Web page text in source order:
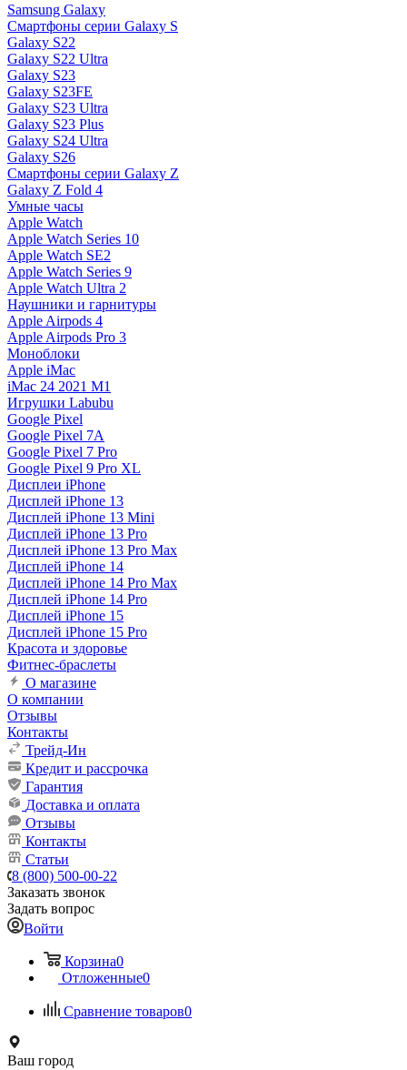
Samsung Galaxy
Смартфоны серии Galaxy S
Galaxy S22
Galaxy S22 Ultra
Galaxy S23
Galaxy S23FE
Galaxy S23 Ultra
Galaxy S23 Plus
Galaxy S24 Ultra
Galaxy S26
Смартфоны серии Galaxy Z
Galaxy Z Fold 4
Умные часы
Apple Watch
Apple Watch Series 10
Apple Watch SE2
Apple Watch Series 9
Apple Watch Ultra 2
Наушники и гарнитуры
Apple Airpods 4
Apple Airpods Pro 3
Моноблоки
Apple iMac
iMac 24 2021 M1
Игрушки Labubu
Google Pixel
Google Pixel 7А
Google Pixel 7 Pro
Google Pixel 9 Pro XL
Дисплеи iPhone
Дисплей iPhone 13
Дисплей iPhone 13 Mini
Дисплей iPhone 13 Pro
Дисплей iPhone 13 Pro Max
Дисплей iPhone 14
Дисплей iPhone 14 Pro Max
Дисплей iPhone 14 Pro
Дисплей iPhone 15
Дисплей iPhone 15 Pro
Красота и здоровье
Фитнес-браслеты
О магазине
О компании
Отзывы
Контакты
Трейд-Ин
Кредит и рассрочка
Гарантия
Доставка и оплата
Отзывы
Контакты
Статьи
8 (800) 500-00-22
Заказать звонок
Задать вопрос
Войти
Корзина0
Отложенные0
Сравнение товаров0
Ваш город